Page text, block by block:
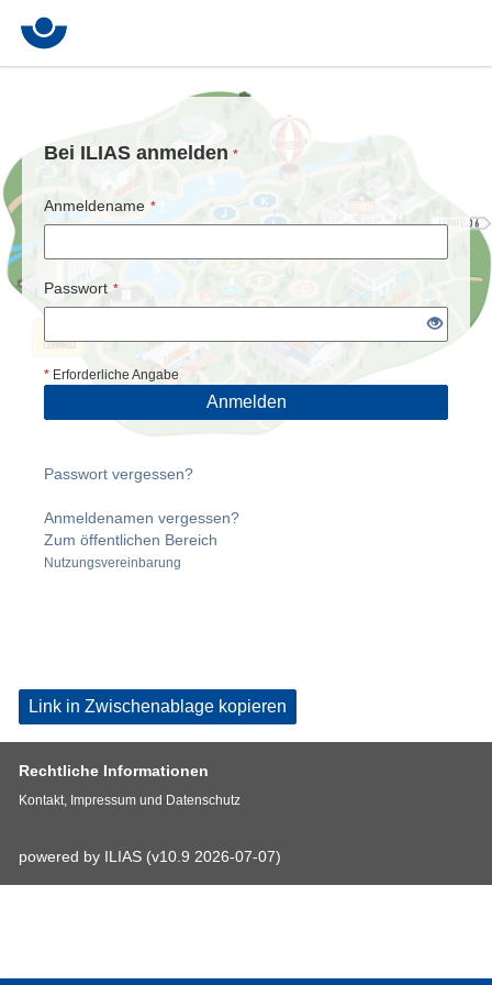
Bei ILIAS anmelden *
Anmeldename *
Passwort *
* Erforderliche Angabe
Anmelden
Passwort vergessen?
Anmeldenamen vergessen?
Zum öffentlichen Bereich
Nutzungsvereinbarung
Link in Zwischenablage kopieren
Rechtliche Informationen
Kontakt, Impressum und Datenschutz
powered by ILIAS (v10.9 2026-07-07)